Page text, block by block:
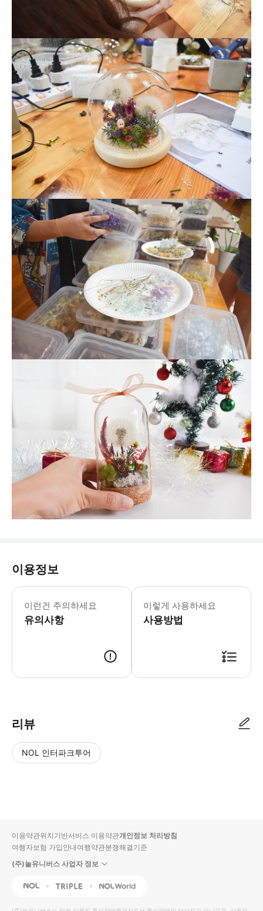
이용정보
이런건 주의하세요
유의사항
이렇게 사용하세요
사용방법
리뷰
NOL 인터파크투어
입니
다.
높
동
순
상
이용약관위치기반서비스 이용약관개인정보 처리방침
여행자보험 가입안내여행약관분쟁해결기준
(주)놀유니버스 사업자 정보
NOL Triple Interpark Global